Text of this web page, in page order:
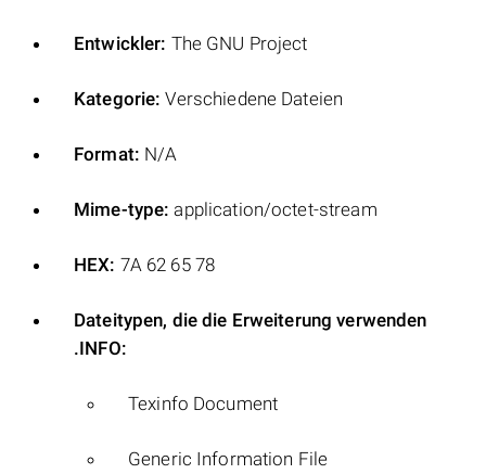
Entwickler: The GNU Project
Kategorie: Verschiedene Dateien
Format: N/A
Mime-type: application/octet-stream
HEX: 7A 62 65 78
Dateitypen, die die Erweiterung verwenden
.INFO:
Texinfo Document
Generic Information File